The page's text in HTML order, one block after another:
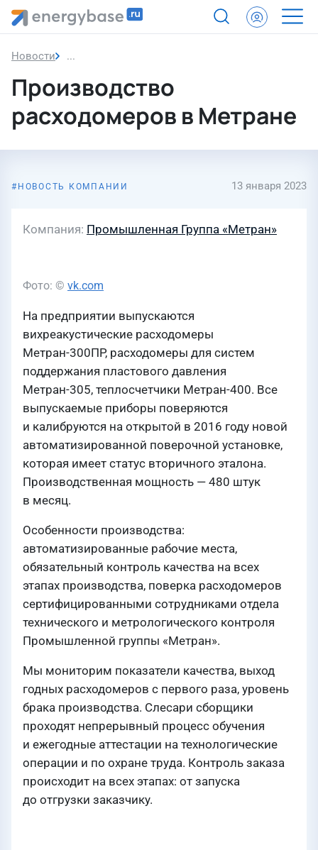
Новости Производство расходомеров в Метране
Производство
расходомеров в Метране
НОВОСТЬ КОМПАНИИ 13 января 2023
Компания Промышленная Группа «Метран»
Фото: © vk.com
На предприятии выпускаются
вихреакустические расходомеры
Метран-300ПР, расходомеры для систем
поддержания пластового давления
Метран-305, теплосчетчики Метран-400. Все
выпускаемые приборы поверяются
и калибруются на открытой в 2016 году новой
автоматизированной поверочной установке,
которая имеет статус вторичного эталона.
Производственная мощность — 480 штук
в месяц.
Особенности производства:
автоматизированные рабочие места,
обязательный контроль качества на всех
этапах производства, поверка расходомеров
сертифицированными сотрудниками отдела
технического и метрологического контроля
Промышленной группы «Метран».
Мы мониторим показатели качества, выход
годных расходомеров с первого раза, уровень
брака производства. Слесари сборщики
проходят непрерывный процесс обучения
и ежегодные аттестации на технологические
операции и по охране труда. Контроль заказа
происходит на всех этапах: от запуска
до отгрузки заказчику.